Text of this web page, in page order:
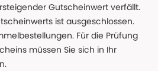
Gutscheinwert verfällt.
ist ausgeschlossen.
Für die Prüfung
müssen Sie sich in Ihr